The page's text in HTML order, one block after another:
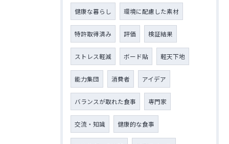
健康な暮らし 環境に配慮した素材
特許取得済み 評価 検証結果
ストレス軽減 ボード貼 軽天下地
能力集団 消費者 アイデア
バランスが取れた食事 専門家
交流・知識 健康的な食事